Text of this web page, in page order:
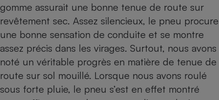
gomme assurait une bonne tenue de route sur
revêtement sec. Assez silencieux, le pneu procure
une bonne sensation de conduite et se montre
assez précis dans les virages. Surtout, nous avons
noté un véritable progrès en matière de tenue de
route sur sol mouillé. Lorsque nous avons roulé
sous forte pluie, le pneu s’est en effet montré